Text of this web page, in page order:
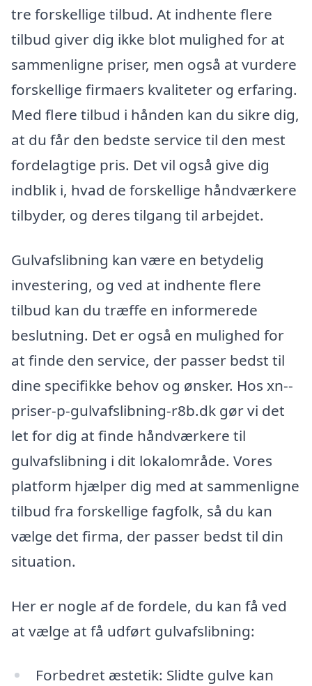
tre forskellige tilbud. At indhente flere
tilbud giver dig ikke blot mulighed for at
sammenligne priser, men også at vurdere
forskellige firmaers kvaliteter og erfaring.
Med flere tilbud i hånden kan du sikre dig,
at du får den bedste service til den mest
fordelagtige pris. Det vil også give dig
indblik i, hvad de forskellige håndværkere
tilbyder, og deres tilgang til arbejdet.
Gulvafslibning kan være en betydelig
investering, og ved at indhente flere
tilbud kan du træffe en informerede
beslutning. Det er også en mulighed for
at finde den service, der passer bedst til
dine specifikke behov og ønsker. Hos xn--
priser-p-gulvafslibning-r8b.dk gør vi det
let for dig at finde håndværkere til
gulvafslibning i dit lokalområde. Vores
platform hjælper dig med at sammenligne
tilbud fra forskellige fagfolk, så du kan
vælge det firma, der passer bedst til din
situation.
Her er nogle af de fordele, du kan få ved
at vælge at få udført gulvafslibning:
Forbedret æstetik: Slidte gulve kan